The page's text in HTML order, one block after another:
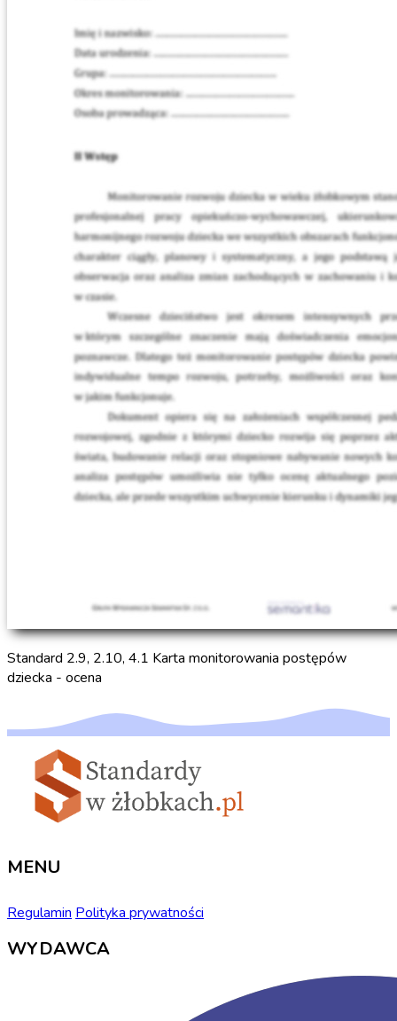
Standard 2.9, 2.10, 4.1 Karta monitorowania postępów
dziecka - ocena
MENU
Regulamin Polityka prywatności
WYDAWCA